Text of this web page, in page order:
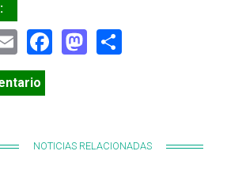
EmailFacebook
Mastodon
NOTICIAS RELACIONADAS